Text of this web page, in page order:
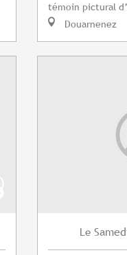
témoin pictural
Douarnenez
Le